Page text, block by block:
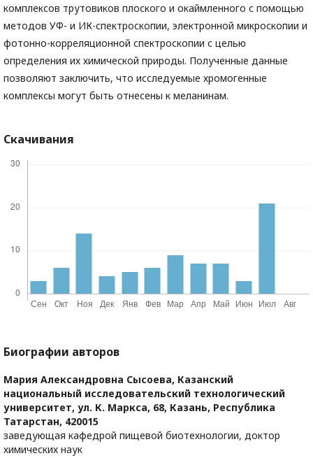
комплексов трутовиков плоского и окаймленного с помощью
методов УФ- и ИК-спектроскопии, электронной микроскопии и
фотонно-корреляционной спектроскопии с целью
определения их химической природы. Полученные данные
позволяют заключить, что исследуемые хромогенные
комплексы могут быть отнесены к меланинам.
Скачивания
Биографии авторов
Мария Александровна Сысоева, Казанский
национальный исследовательский технологический
университет, ул. К. Маркса, 68, Казань, Республика
Татарстан, 420015
заведующая кафедрой пищевой биотехнологии, доктор
химических наук